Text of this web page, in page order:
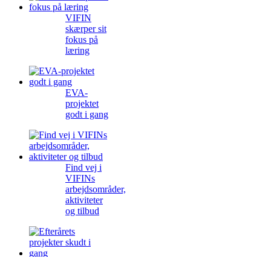
VIFIN
skærper sit
fokus på
læring
EVA-
projektet
godt i gang
Find vej i
VIFINs
arbejdsområder,
aktiviteter
og tilbud